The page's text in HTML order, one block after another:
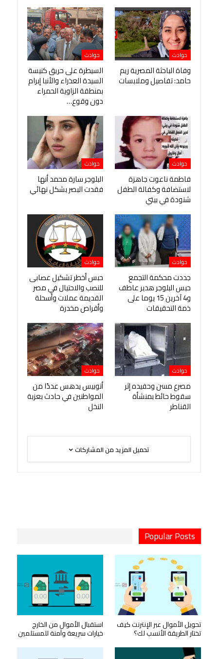
حوادث
وفاة الباحثة المصرية ريم
حامد: تفاصيل وملابسات
حوادث
السيطرة على حريق كنيسة
السيدة العذراء والأنبا إبرام
بمنطقة الزاوية الحمراء
دون وقوع…
حوادث
فاطمة ناعوت جاهزة
لاستضافة وكفالة الطفل
شنودة في بيتي
حوادث
البلوجر سارة محمد أنها
فقدت البصر بشكل نهائي
حوادث
جددت محكمة التجمع
حبس البلوجر هدير عاطف
و4 آخرين 15 يوما على
ذمة التحقيقات
حوادث
حبس أخطر تشكيل عصابى
للنصب والاحتيال في مصر
القديمة عملات وأسحلة
وأقراص مخدرة
حوادث
مصرع مسن وحفيده إثر
سقوط حائط بمنشأة
القناطر
حوادث
أتوبيس يدهس عددًا من
المواطنين في حادث بعزبة
النخل
تحميل المزيد من المشاركات
Popular Posts
تحويل الأموال عبر الإنترنت كيف
تختار الطريقة الأنسب لك؟
استقبال الأموال من الخارج
خيارات سريعة وآمنة للمستلمين